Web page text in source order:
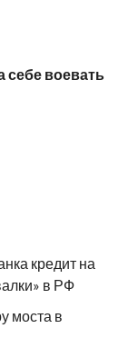
себе воевать
кредит на
в РФ
моста в